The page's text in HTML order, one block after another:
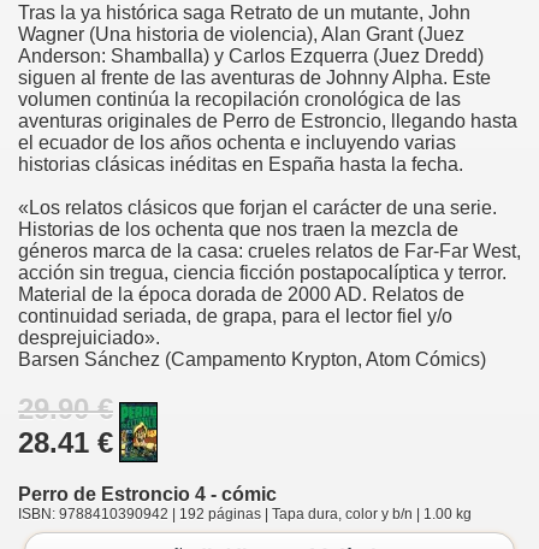
Tras la ya histórica saga Retrato de un mutante, John
Wagner (Una historia de violencia), Alan Grant (Juez
Anderson: Shamballa) y Carlos Ezquerra (Juez Dredd)
siguen al frente de las aventuras de Johnny Alpha. Este
volumen continúa la recopilación cronológica de las
aventuras originales de Perro de Estroncio, llegando hasta
el ecuador de los años ochenta e incluyendo varias
historias clásicas inéditas en España hasta la fecha.
«Los relatos clásicos que forjan el carácter de una serie.
Historias de los ochenta que nos traen la mezcla de
géneros marca de la casa: crueles relatos de Far-Far West,
acción sin tregua, ciencia ficción postapocalíptica y terror.
Material de la época dorada de 2000 AD. Relatos de
continuidad seriada, de grapa, para el lector fiel y/o
desprejuiciado».
Barsen Sánchez (Campamento Krypton, Atom Cómics)
29.90 €
28.41 €
Perro de Estroncio 4 - cómic
ISBN: 9788410390942 | 192 páginas | Tapa dura, color y b/n | 1.00 kg